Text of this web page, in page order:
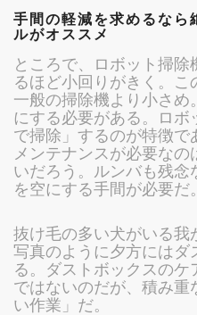
手間の軽減を求めるなら
ルがオススメ
ところで、ロボット掃
るほど小回りがきく。
一般の掃除機より小さ
にする必要がある。ロ
で掃除」するのが特徴で
メンテナンスが必要な
いだろう。ルンバも残念
を空にする手間が必要だ。
抜け毛の多い犬がいる我
写真のように夕方にはダ
る。ダストボックスの
ではないのだが、積み重
い作業」だ。